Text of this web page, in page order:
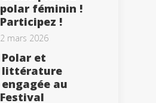
polar féminin !
Participez !
2 mars 2026
Polar et
littérature
engagée au
Festival